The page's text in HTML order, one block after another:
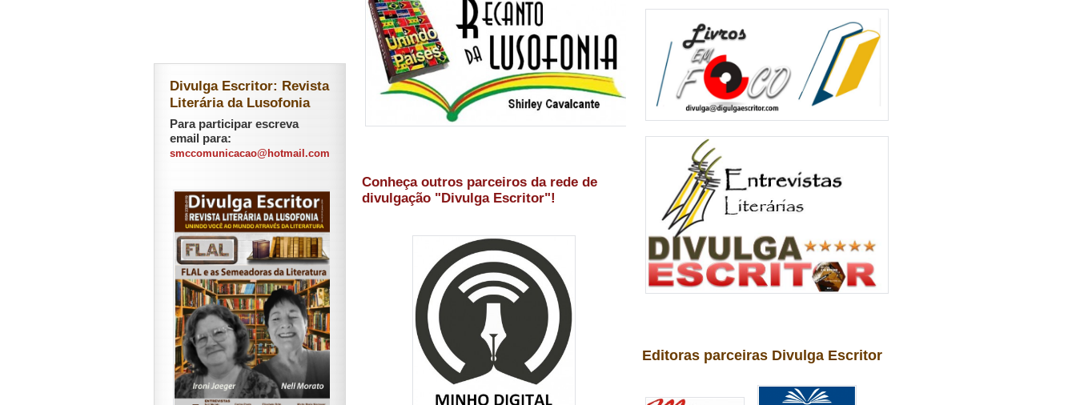
Conheça outros parceiros da rede de
divulgação "Divulga Escritor"!
Editoras parceiras Divulga Escritor
Divulga Escritor: Revista
Literária da Lusofonia
Para participar escreva
email para:
smccomunicacao@hotmail.com